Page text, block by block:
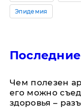
Эпидемия
Чем полезен
его можно
здоровья –